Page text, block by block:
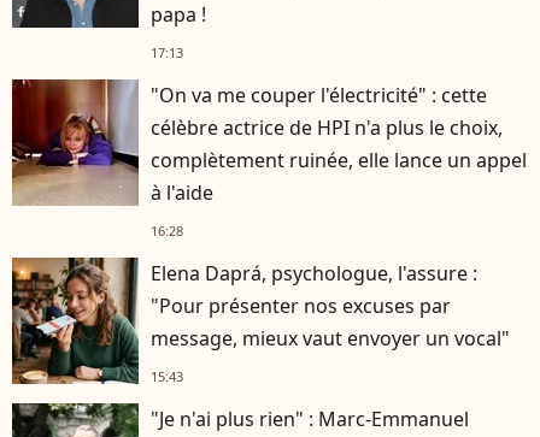
papa !
17:13
"On va me couper l'électricité" : cette
célèbre actrice de HPI n'a plus le choix,
complètement ruinée, elle lance un appel
à l'aide
16:28
Elena Daprá, psychologue, l'assure :
"Pour présenter nos excuses par
message, mieux vaut envoyer un vocal"
15:43
"Je n'ai plus rien" : Marc-Emmanuel